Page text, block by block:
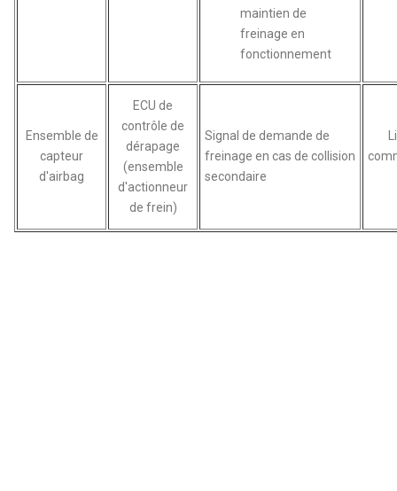
maintien de
freinage en
fonctionnement
Ensemble de
capteur
d'airbag
ECU de
contrôle de
dérapage
(ensemble
d'actionneur
de frein)
Signal de demande de
freinage en cas de collision
secondaire